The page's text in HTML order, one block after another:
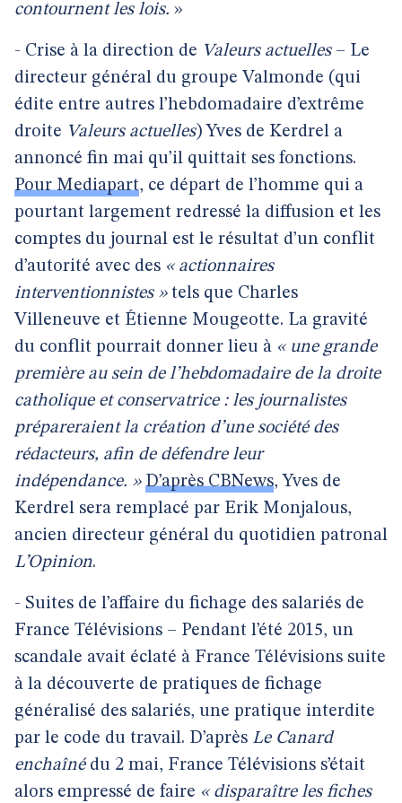
contournent les lois. »
- Crise à la direction de Valeurs actuelles– Le
directeur général du groupe Valmonde (qui
édite entre autres l’hebdomadaire d’extrême
droite Valeurs actuelles) Yves de Kerdrel a
annoncé fin mai qu’il quittait ses fonctions.
Pour Mediapart, ce départ de l’homme qui a
pourtant largement redressé la diffusion et les
comptes du journal est le résultat d’un conflit
d’autorité avec des « actionnaires
interventionnistes »tels que Charles
Villeneuve et Étienne Mougeotte. La gravité
du conflit pourrait donner lieu à « une grande
première au sein de l’hebdomadaire de la droite
catholique et conservatrice : les journalistes
prépareraient la création d’une société des
rédacteurs, afin de défendre leur
indépendance. » D’après CBNews, Yves de
Kerdrel sera remplacé par Erik Monjalous,
ancien directeur général du quotidien patronal
L’Opinion.
- Suites de l’affaire du fichage des salariés de
France Télévisions – Pendant l’été 2015, un
scandale avait éclaté à France Télévisions suite
à la découverte de pratiques de fichage
généralisé des salariés, une pratique interdite
par le code du travail. D’après Le Canard
enchaînédu 2 mai, France Télévisions s’était
alors empressé de faire « disparaître les fiches